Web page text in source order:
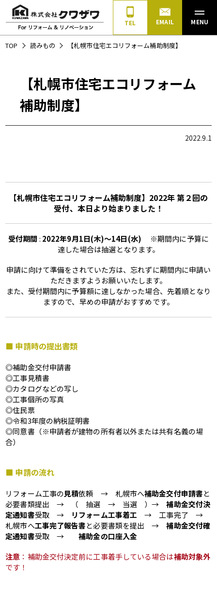
TEL EMAIL MENU
TOP 読みもの 【札幌市住宅エコリフォーム補助制度】
【札幌市住宅エコリフォーム
補助制度】
2022.9.1
【札幌市住宅エコリフォーム補助制度】2022年 第２回の
受付、本日より始まりました！
受付期間 : 2022年9月1日(木)～14日(水) ※期間内に予算に
達した場合は抽選となります。
申請に向けて準備をされていた方は、忘れずに期間内に申請い
ただきますようお願いいたします。
また、受付期間内に予算額に達しなかった場合、先着順となり
ますので、早めの申請がおすすめです。
■ 申請時の提出書類
◎補助金交付申請書
◎工事見積書
◎カタログなどの写し
◎工事個所の写真
◎住民票
◎令和3年度の納税証明書
◎同意書（※申請者が建物の所有者以外または共有名義の場
合）
■ 申請の流れ
リフォーム工事の見積依頼 → 札幌市へ補助金交付申請書と
必要書類提出 → （ 抽選 → 当選 ）→補助金交付決
定通知書受取 → リフォーム工事着工 → 工事完了 →
札幌市へ工事完了報告書と必要書類を提出 →補助金交付確
定通知書受取 →補助金の口座入金
注意 ：補助金交付決定前に工事着手している場合は補助対象外
です！